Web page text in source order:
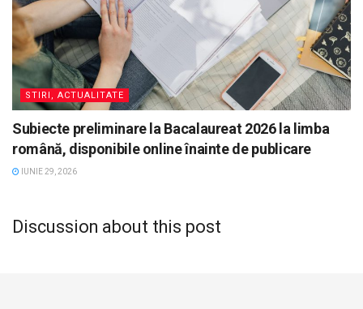
STIRI, ACTUALITATE
Subiecte preliminare la Bacalaureat 2026 la limba
română, disponibile online înainte de publicare
IUNIE 29, 2026
Discussion about this post